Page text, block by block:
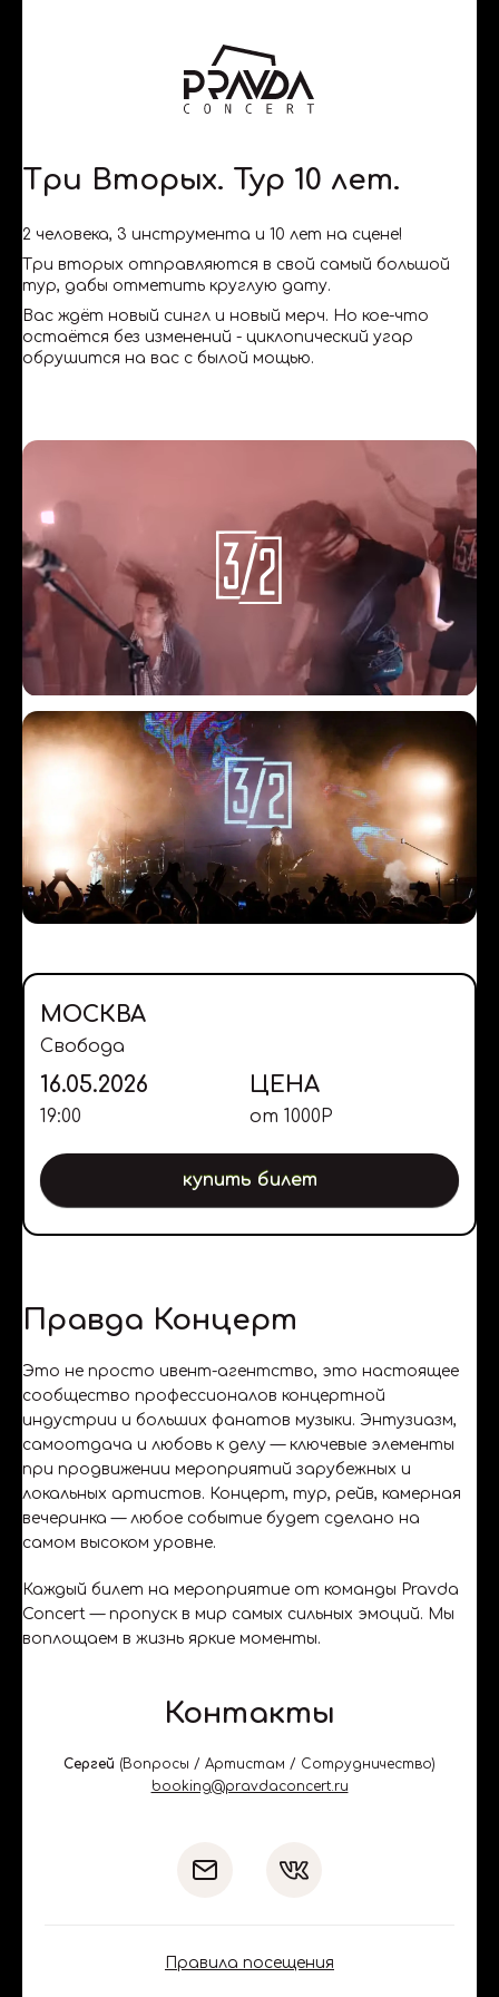
Три Вторых. Тур 10 лет.
2 человека, 3 инструмента и 10 лет на сцене!
Три вторых отправляются в свой самый большой
тур, дабы отметить круглую дату.
Вас ждёт новый сингл и новый мерч. Но кое-что
остаётся без изменений - циклопический угар
обрушится на вас с былой мощью.
МОСКВА
Свобода
16.05.2026
19:00
ЦЕНА
от 1000Р
купить билет
Правда Концерт
Это не просто ивент-агентство, это настоящее
сообщество профессионалов концертной
индустрии и больших фанатов музыки. Энтузиазм,
самоотдача и любовь к делу — ключевые элементы
при продвижении мероприятий зарубежных и
локальных артистов. Концерт, тур, рейв, камерная
вечеринка — любое событие будет сделано на
самом высоком уровне.
Каждый билет на мероприятие от команды Pravda
Concert — пропуск в мир самых сильных эмоций. Мы
воплощаем в жизнь яркие моменты.
Контакты
Сергей (Вопросы / Артистам / Сотрудничество)
booking@pravdaconcert.ru
Правила посещения